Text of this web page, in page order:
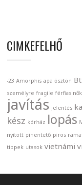
CIMKEFELHŐ
-23 Amorphis apa ösztön Bt
személyre fragile férfias nők
javítás jelentés
kész kórház lopás
nyitott pihentető piros
tippek utasok vietnámi